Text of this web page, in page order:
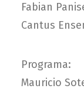
Fabian
Cantus
Programa:
Mauricio